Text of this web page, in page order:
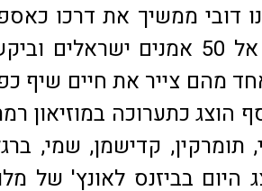
דובי ממשיך את דרכו
יצירות אמנות ישראליות. הוא פנה אל 50 אמנים ישראלים
מהם צייר את חיים שיף
הוצג כתערוכה במוזיאון
תומרקין, קדישמן, שמי,
היום בביזנס לאונץ' של